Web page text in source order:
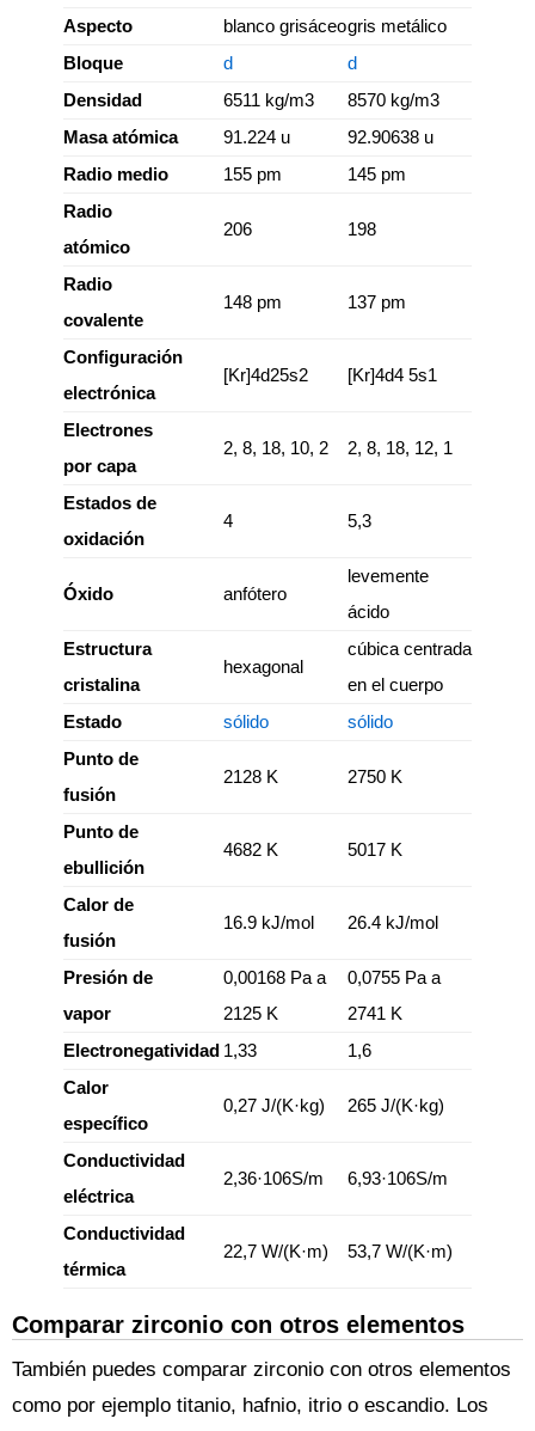
Aspecto
blanco grisáceogris metálico
Bloque
d
d
Densidad
6511 kg/m3
8570 kg/m3
Masa atómica
91.224 u
92.90638 u
Radio medio
155 pm
145 pm
Radio
atómico
206 198
Radio
covalente
148 pm 137 pm
Configuración
electrónica
[Kr]4d25s2 [Kr]4d4 5s1
Electrones
por capa
2, 8, 18, 10, 2 2, 8, 18, 12, 1
Estados de
oxidación
4 5,3
Óxido anfótero
levemente
ácido
Estructura
cristalina
hexagonal
cúbica centrada
en el cuerpo
Estado
sólido
sólido
Punto de
fusión
2128 K 2750 K
Punto de
ebullición
4682 K 5017 K
Calor de
fusión
16.9 kJ/mol 26.4 kJ/mol
Presión de
vapor
0,00168 Pa a
2125 K
0,0755 Pa a
2741 K
Electronegatividad 1,33
1,6
Calor
específico
0,27 J/(K·kg) 265 J/(K·kg)
Conductividad
eléctrica
2,36·106S/m 6,93·106S/m
Conductividad
térmica
22,7 W/(K·m) 53,7 W/(K·m)
Comparar zirconio con otros elementos
También puedes comparar zirconio con otros elementos
como por ejemplo titanio, hafnio, itrio o escandio. Los